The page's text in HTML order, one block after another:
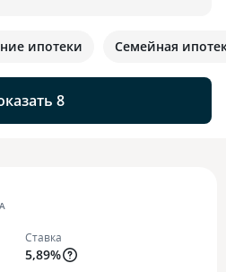
8
ипотеки Семейная
Ставка
5,89%